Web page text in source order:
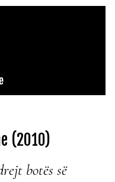
(2010)
botës së